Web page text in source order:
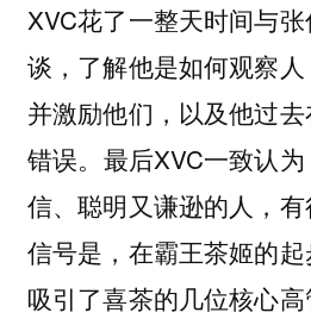
XVC花了一整天时间与
谈，了解他是如何观察
并激励他们，以及他过
错误。最后XVC一致认
信、聪明又谦逊的人，
信号是，在霸王茶姬的
吸引了喜茶的几位核心